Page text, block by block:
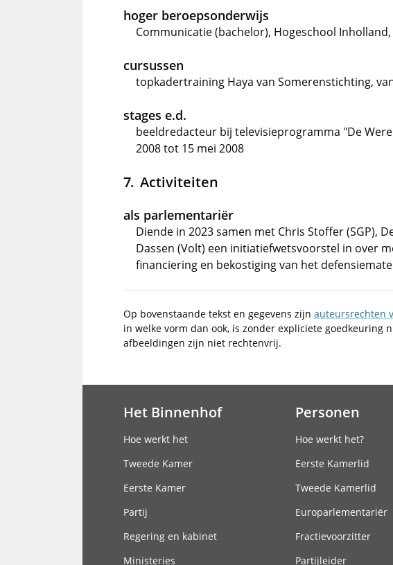
hoger beroepsonderwijs
Communicatie (bachelor), Hogeschool
cursussen
topkadertraining Haya van Somerenstichting,
stages e.d.
beeldredacteur bij televisieprogramma "De
2008 tot 15 mei 2008
Activiteiten
als parlementariër
Diende in 2023 samen met Chris Stoffer (SGP),
Dassen (Volt) een initiatiefwetsvoorstel in over
financiering en bekostiging van het
Op bovenstaande tekst en gegevens zijn auteursrechten
in welke vorm dan ook, is zonder expliciete goedkeuring
afbeeldingen zijn niet rechtenvrij.
Het Binnenhof
Hoe werkt het
Tweede Kamer
Eerste Kamer
Partij
Regering en kabinet
Ministeries
Personen
Hoe werkt het?
Eerste Kamerlid
Tweede Kamerlid
Europarlementariër
Fractievoorzitter
Partijleider